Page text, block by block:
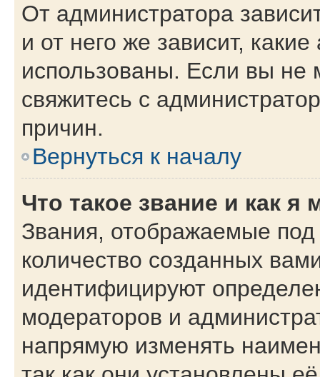
От администратора
и от него же зависит,
использованы. Если вы не
свяжитесь с
причин.
Вернуться к началу
Что такое звание и как я
Звания, отображаемые
количество созданных
идентифицируют
модераторов и
напрямую изменять